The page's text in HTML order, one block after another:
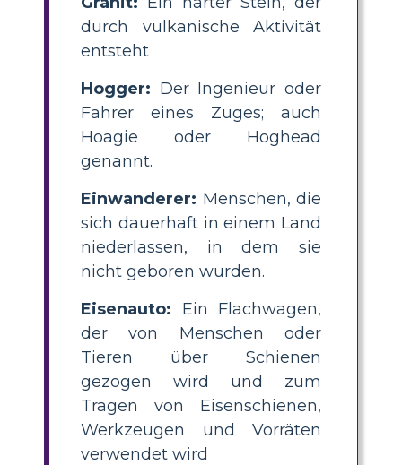
durch vulkanische Aktivität
entsteht
Hogger: Der Ingenieur oder
Fahrer eines Zuges; auch
Hoagie oder Hoghead
genannt.
Einwanderer: Menschen, die
sich dauerhaft in einem Land
niederlassen, in dem sie
nicht geboren wurden.
Eisenauto: Ein Flachwagen,
der von Menschen oder
Tieren über Schienen
gezogen wird und zum
Tragen von Eisenschienen,
Werkzeugen und Vorräten
verwendet wird